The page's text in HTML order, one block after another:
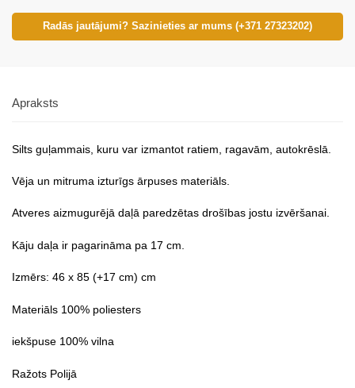
Radās jautājumi? Sazinieties ar mums (+371 27323202)
Apraksts
Silts guļammais, kuru var izmantot ratiem, ragavām, autokrēslā.
Vēja un mitruma izturīgs ārpuses materiāls.
Atveres aizmugurējā daļā paredzētas drošības jostu izvēršanai.
Kāju daļa ir pagarināma pa 17 cm.
Izmērs: 46 x 85 (+17 cm) cm
Materiāls 100% poliesters
iekšpuse 100% vilna
Ražots Polijā